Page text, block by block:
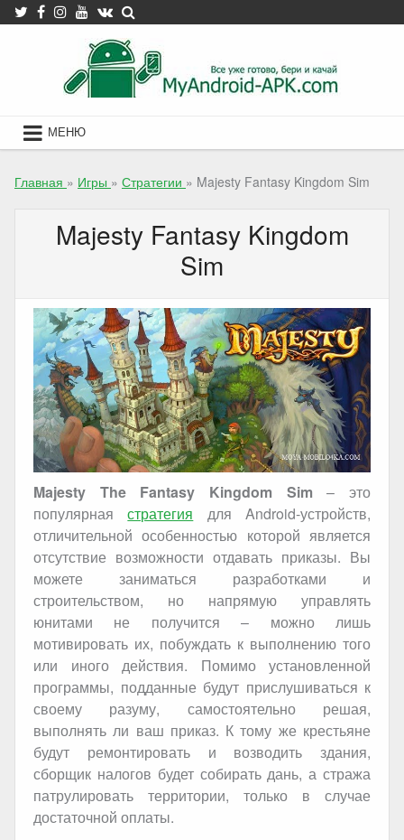
Skip
to
МЕНЮ
Главная » Игры » Стратегии » Majesty Fantasy Kingdom Sim
Majesty Fantasy Kingdom
Sim
Majesty The Fantasy Kingdom Sim – это
популярнаястратегия для Android-устройств,
отличительной особенностью которой является
отсутствие возможности отдавать приказы. Вы
можете заниматься разработками и
строительством, но напрямую управлять
юнитами не получится – можно лишь
мотивировать их, побуждать к выполнению того
или иного действия. Помимо установленной
программы, подданные будут прислушиваться к
своему разуму, самостоятельно решая,
выполнять ли ваш приказ. К тому же крестьяне
будут ремонтировать и возводить здания,
сборщик налогов будет собирать дань, а стража
патрулировать территории, только в случае
достаточной оплаты.